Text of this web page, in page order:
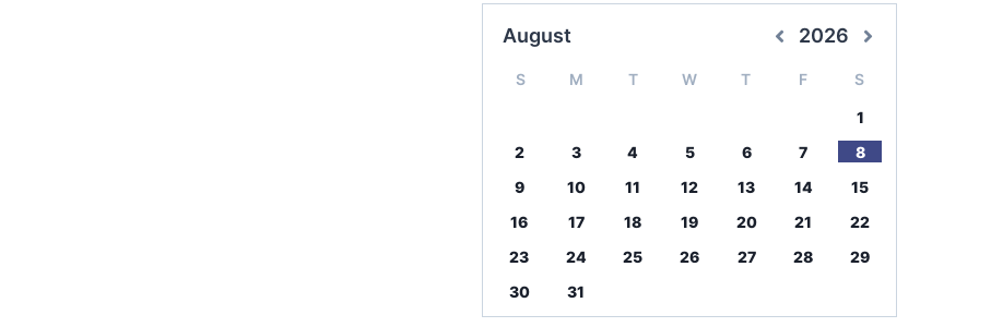
August 2026
S M T W T F S
1
2
3 4 5 6 7
8
9
10 11 12 13 14
15
16
17 18 19 20 21
22
23
24 25 26 27 28
29
30
31